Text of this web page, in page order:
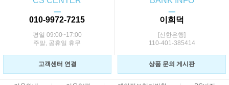
ㅡ
010-9972-7215
평일 09:00~17:00
주말, 공휴일 휴무
ㅡ
이희덕
[신한은행]
110-401-385414
고객센터 연결 상품 문의 게시판